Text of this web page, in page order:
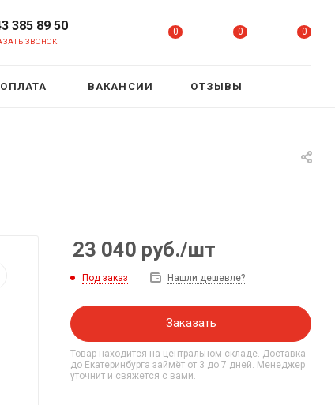
385 89 50
ЗВОНОК
0 0 0
ВАКАНСИИ ОТЗЫВЫ
23 040 руб./шт
Под заказ Нашли дешевле?
Заказать
Товар находится на центральном складе. Доставка
до Екатеринбурга займёт от 3 до 7 дней. Менеджер
уточнит и свяжется с вами.